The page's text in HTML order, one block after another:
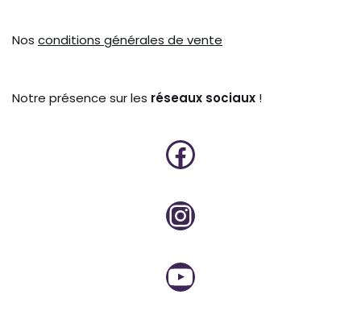
Nos conditions générales de vente
Notre présence sur les réseaux sociaux !